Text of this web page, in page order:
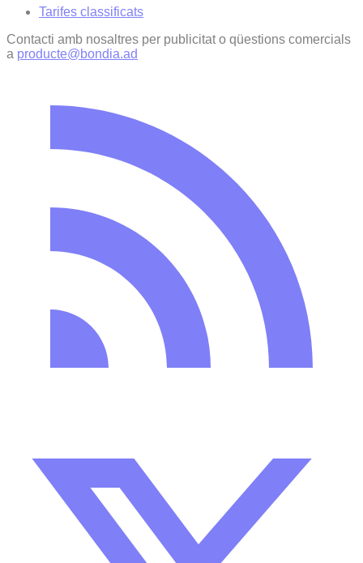
Tarifes classificats
Contacti amb nosaltres per publicitat o qüestions comercials
a producte@bondia.ad